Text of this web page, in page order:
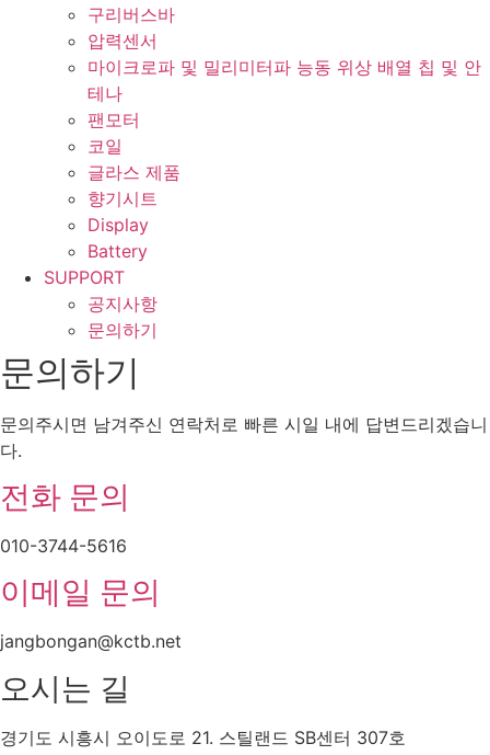
구리버스바
압력센서
마이크로파 및 밀리미터파 능동 위상 배열 칩 및 안
테나
팬모터
코일
글라스 제품
향기시트
Display
Battery
SUPPORT
공지사항
문의하기
문의하기
문의주시면 남겨주신 연락처로 빠른 시일 내에 답변드리겠습니
다.
전화 문의
010-3744-5616
이메일 문의
jangbongan@kctb.net
오시는 길
경기도 시흥시 오이도로 21. 스틸랜드 SB센터 307호